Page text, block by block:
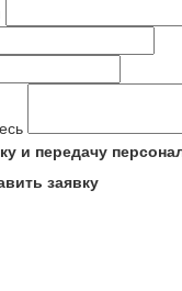
и передачу
заявку